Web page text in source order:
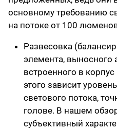
основному требованию
на потоке от 100
Развесовка
элемента, выносного
встроенного в
этого зависит
светового потока,
голове. В нашем
субъективный